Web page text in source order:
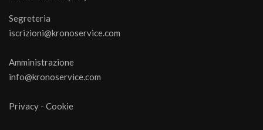
Segreteria
iscrizioni@kronoservice.com
Amministrazione
info@kronoservice.com
Privacy - Cookie